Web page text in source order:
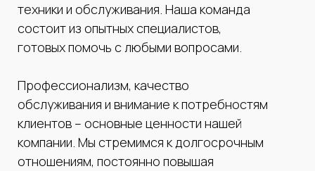
техники и обслуживания. Наша команда
состоит из опытных специалистов,
готовых помочь с любыми вопросами.
Профессионализм, качество
обслуживания и внимание к потребностям
клиентов – основные ценности нашей
компании. Мы стремимся к долгосрочным
отношениям, постоянно повышая